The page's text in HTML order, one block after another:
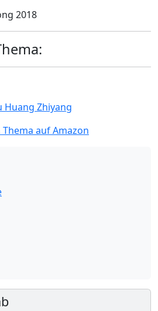
2018
Huang Zhiyang
auf Amazon